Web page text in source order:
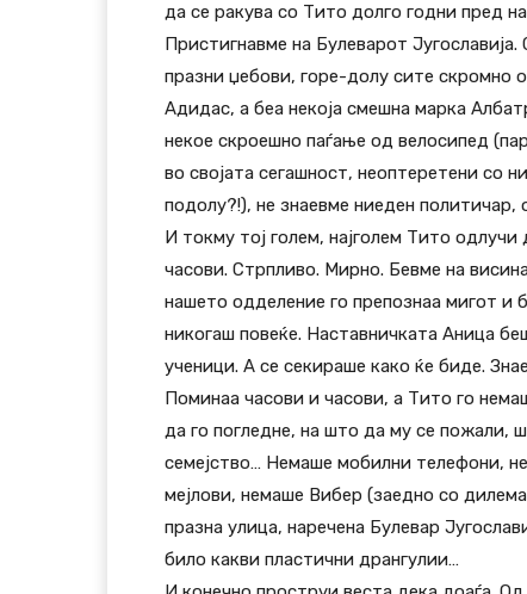
да се ракува со Тито долго годни пред
Пристигнавме на Булеварот
празни џебови, горе-долу сите скромно
Адидас, а беа некоја смешна марка
некое скроешно паѓање од велосипед
во својата сегашност, неоптеретени со
подолу?!), не знаевме ниеден
И токму тој голем, најголем Тито
часови. Стрпливо. Мирно. Бевме на
нашето одделение го препознаа мигот и
никогаш повеќе. Наставничката Аница
ученици. А се секираше како ќе биде.
Поминаа часови и часови, а Тито го
да го погледне, на што да му се пожали,
семејство… Немаше мобилни телефони,
мејлови, немаше Вибер (заедно со
празна улица, наречена Булевар
било какви пластични дрангулии…